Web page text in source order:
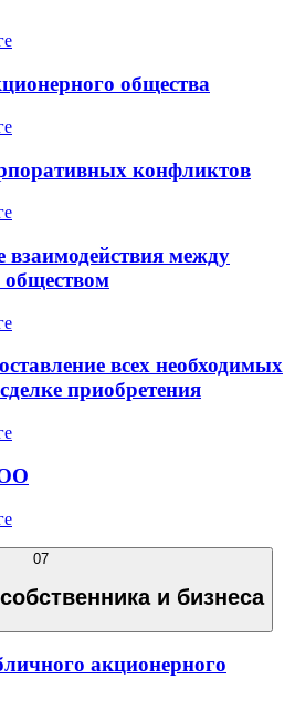
общества
конфликтов
взаимодействия между
всех необходимых
приобретения
07
и бизнеса
акционерного